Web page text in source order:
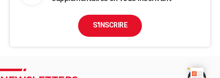
S'INSCRIRE